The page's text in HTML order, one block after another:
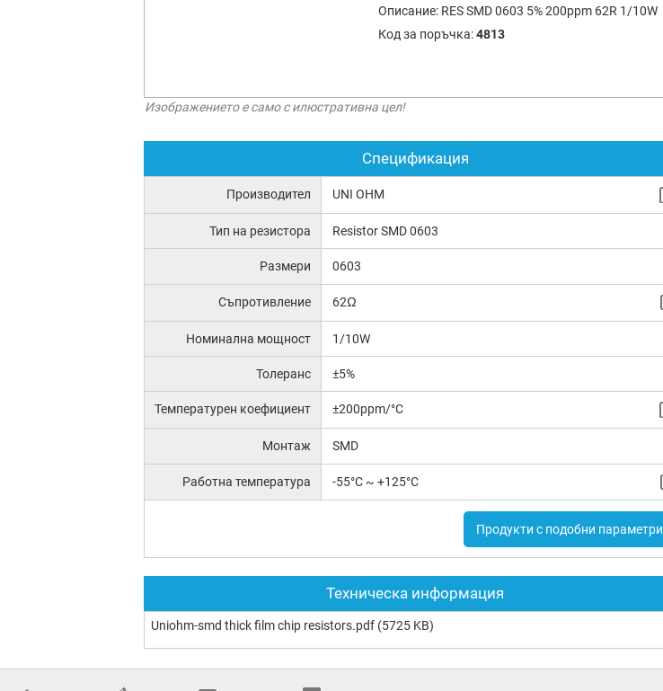
Описание: RES SMD 0603 5% 200ppm 62R 1/10W
Код за поръчка:4813
Изображението е само с илюстративна цел!
Спецификация
Производител UNI OHM
Тип на резистора Resistor SMD 0603
Размери 0603
Съпротивление 62Ω
Номинална мощност 1/10W
Толеранс ±5%
Температурен коефициент ±200ppm/°C
Монтаж SMD
Работна температура -55°C ~ +125°C
Продукти с подобни параметри
Техническа информация
Uniohm-smd thick film chip resistors.pdf (5725 KB)